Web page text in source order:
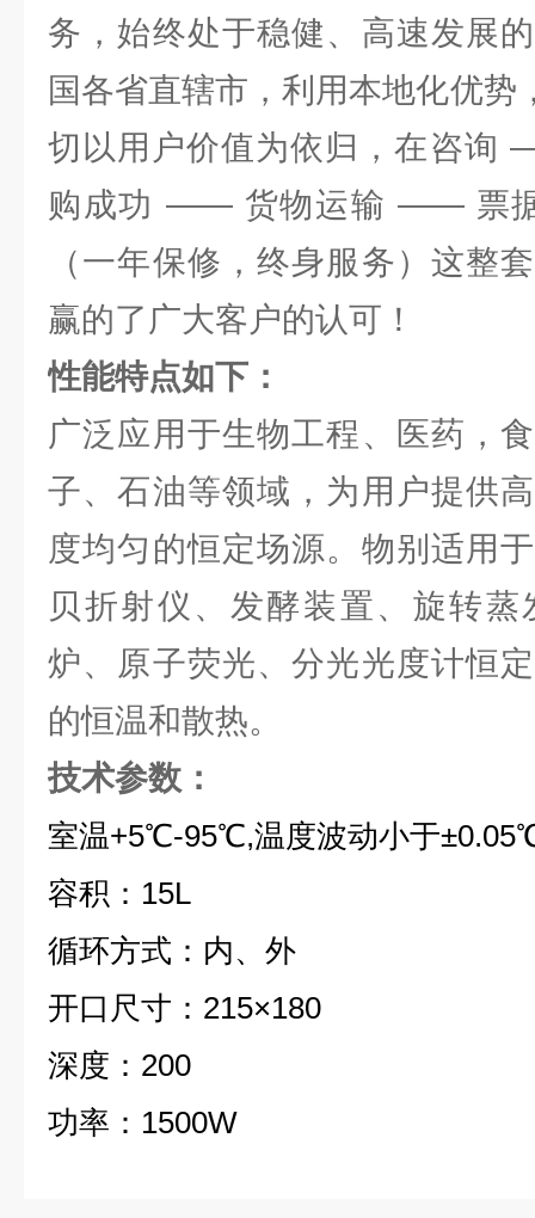
务，始终处于稳健、高速发展
国各省直辖市，利用本地化优势
切以用户价值为依归，在咨
购成功 —— 货物运输 —— 票
（一年保修，终身服务）这整
赢的了广大客户的认可！
性能特点如下：
广泛应用于生物工程、医药，
子、石油等领域，为用户提供
度均匀的恒定场源。物别适用
贝折射仪、发酵装置、旋转
炉、原子荧光、分光光度计恒
的恒温和散热。
技术参数：
室温+5℃-95℃,温度波动小于
容积：15L
循环方式：内、外
开口尺寸：215×180
深度：200
功率：1500W